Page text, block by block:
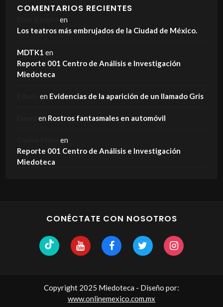
COMENTARIOS RECIENTES
en
Los teatros más embrujados de la Ciudad de México.
MDTK1 en
Reporte 001 Centro de Análisis e Investigación
Miedoteca
en Evidencias de la aparición de un llamado Gris
en Rostros fantasmales en automóvil
en
Reporte 001 Centro de Análisis e Investigación
Miedoteca
CONÉCTATE CON NOSOTROS
Copyright 2025 Miedoteca - Diseño por:
www.onlinemexico.com.mx